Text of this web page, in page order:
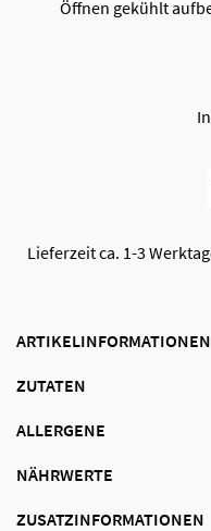
Öffnen gekühlt
Lieferzeit ca. 1-3
ARTIKELINFORMATIONEN
ZUTATEN
ALLERGENE
NÄHRWERTE
ZUSATZINFORMATIONEN